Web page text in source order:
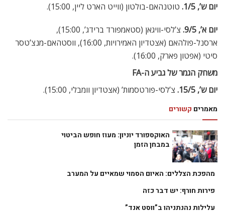
יום ש’, 1/5.
טוטנהאם-בולטון (ווייט הארט ליין, 15:00).
יום א’, 9/5.
צ’לסי-וויגאן (סטאמפורד ברידג’, 15:00),
ארסנל-פולהאם (אצטדיון האמירויות, 16:00), ווסטהאם-מנצ’טסר
סיטי (אפטון פארק, 16:00).
משחק הגמר של גביע ה-FA
יום ש’, 15/5.
צ’לסי-פורטסמות’ (אצטדיון וומבלי, 15:00).
מאמרים קשורים
האוקספורד יוניון: מעוז חופש הביטוי
במבחן הזמן
מהפכת הצללים: האיום הסמוי שמאיים על המערב
פירות חורף: יש דבר כזה
עלילות נהנתניהו ב”ווסט אנד”